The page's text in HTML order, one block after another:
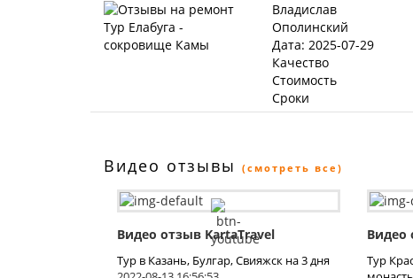
Владислав
Ополинский
Дата: 2025-07-29
Качество
Стоимость
Сроки
Видео отзывы (смотреть все)
Видео отзыв KartaTravel
Тур в Казань, Булгар, Свияжск на 3 дня
Видео
Тур